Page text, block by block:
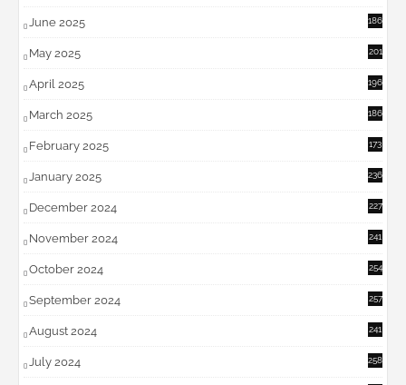
June 2025 186
May 2025 201
April 2025 196
March 2025 186
February 2025 173
January 2025 236
December 2024 227
November 2024 241
October 2024 254
September 2024 257
August 2024 241
July 2024 258